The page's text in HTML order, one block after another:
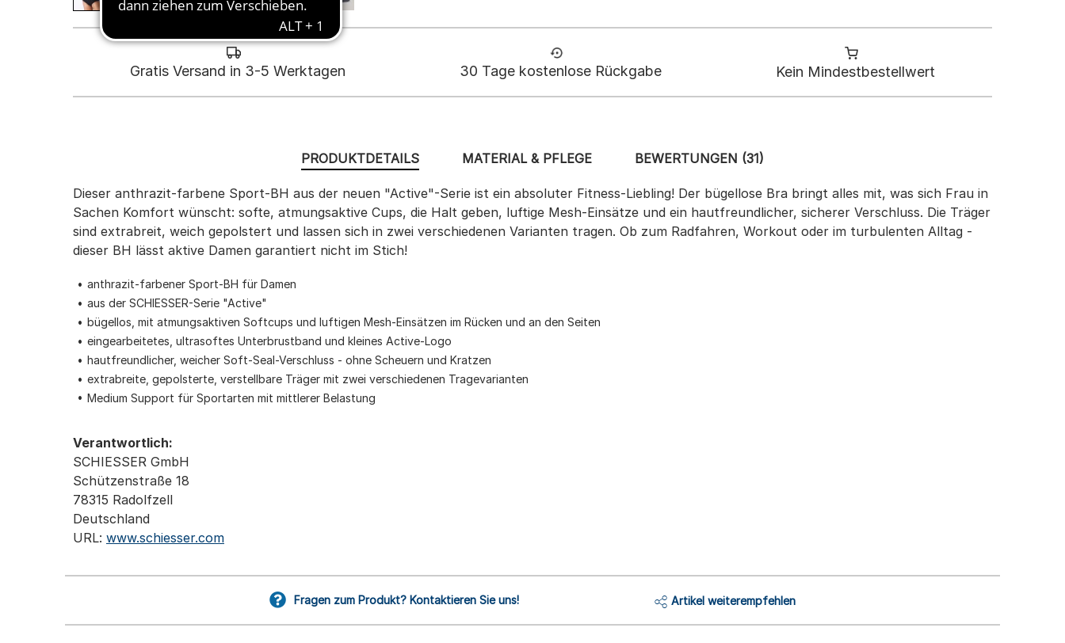
Gratis Versand in 3-5 Werktagen 30 Tage kostenlose Rückgabe Kein Mindestbestellwert
PRODUKTDETAILS
Dieser anthrazit-farbene Sport-BH aus der neuen "Active"-Serie ist ein absoluter Fitness-Liebling! Der bügellose Bra bringt alles mit, was sich Frau in
Sachen Komfort wünscht: softe, atmungsaktive Cups, die Halt geben, luftige Mesh-Einsätze und ein hautfreundlicher, sicherer Verschluss. Die Träger
sind extrabreit, weich gepolstert und lassen sich in zwei verschiedenen Varianten tragen. Ob zum Radfahren, Workout oder im turbulenten Alltag -
dieser BH lässt aktive Damen garantiert nicht im Stich!
anthrazit-farbener Sport-BH für Damen
aus der SCHIESSER-Serie "Active"
bügellos, mit atmungsaktiven Softcups und luftigen Mesh-Einsätzen im Rücken und an den Seiten
eingearbeitetes, ultrasoftes Unterbrustband und kleines Active-Logo
hautfreundlicher, weicher Soft-Seal-Verschluss - ohne Scheuern und Kratzen
extrabreite, gepolsterte, verstellbare Träger mit zwei verschiedenen Tragevarianten
Medium Support für Sportarten mit mittlerer Belastung
Verantwortlich:
SCHIESSER GmbH
Schützenstraße 18
78315 Radolfzell
Deutschland
URL: www.schiesser.com
MATERIAL & PFLEGE BEWERTUNGEN (31)
Fragen zum Produkt? Kontaktieren Sie uns! Artikel weiterempfehlen